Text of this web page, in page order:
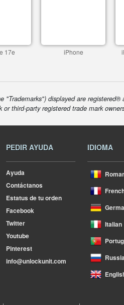
17e iPhone
displayed are
third-party registered trade mark
PEDIR AYUDA
Ayuda
Contáctanos
Estatus de tu orden
Facebook
Twitter
Youtube
Pinterest
info@unlockunit.com
IDIOMA
Italian